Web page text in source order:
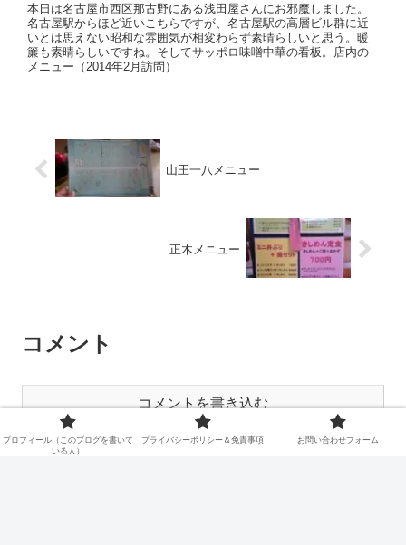
本日は名古屋市西区那古野にある浅田屋さんにお邪魔しました。
名古屋駅からほど近いこちらですが、名古屋駅の高層ビル群に近
いとは思えない昭和な雰囲気が相変わらず素晴らしいと思う。暖
簾も素晴らしいですね。そしてサッポロ味噌中華の看板。店内の
メニュー（2014年2月訪問）
山王一八メニュー
正木メニュー
コメント
コメントを書き込む
ホーム
プロフィール（このブログを書いて
いる人）
プライバシーポリシー＆免責事項 お問い合わせフォーム